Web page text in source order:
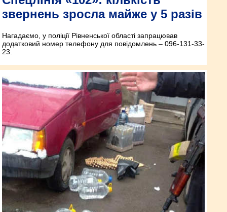
звернень зросла майже у 5 разів
Нагадаємо, у поліції Рівненської області запрацював
додатковий номер телефону для повідомлень – 096-131-33-
23.